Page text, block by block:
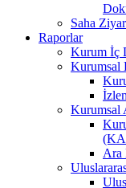
Saha
Raporlar
Kurum İç
Kurumsal
Kurumsal
Ara